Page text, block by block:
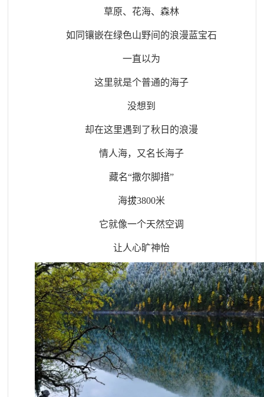
草原、花海、森林
如同镶嵌在绿色山野间的浪漫蓝宝石
一直以为
这里就是个普通的海子
没想到
却在这里遇到了秋日的浪漫
情人海，又名长海子
藏名“撒尔脚措”
海拔3800米
它就像一个天然空调
让人心旷神怡